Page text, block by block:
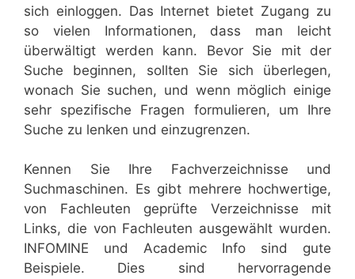
sich einloggen. Das Internet bietet Zugang zu
so vielen Informationen, dass man leicht
überwältigt werden kann. Bevor Sie mit der
Suche beginnen, sollten Sie sich überlegen,
wonach Sie suchen, und wenn möglich einige
sehr spezifische Fragen formulieren, um Ihre
Suche zu lenken und einzugrenzen.
Kennen Sie Ihre Fachverzeichnisse und
Suchmaschinen. Es gibt mehrere hochwertige,
von Fachleuten geprüfte Verzeichnisse mit
Links, die von Fachleuten ausgewählt wurden.
INFOMINE und Academic Info sind gute
Beispiele. Dies sind hervorragende